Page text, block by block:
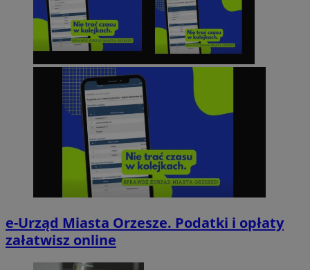
e-Urząd Miasta Orzesze. Podatki i opłaty
załatwisz online